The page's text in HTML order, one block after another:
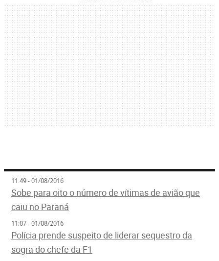
11:49 - 01/08/2016
Sobe para oito o número de vítimas de avião que
caiu no Paraná
11:07 - 01/08/2016
Polícia prende suspeito de liderar sequestro da
sogra do chefe da F1